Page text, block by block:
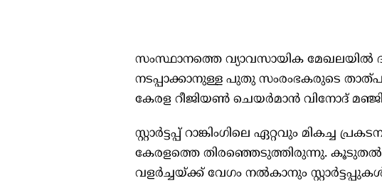
സംസ്ഥാനത്തെ വ്യാവസായിക
നടപ്പാക്കാനുള്ള പുതു സംരംഭകരുടെ
കേരള റീജിയണ്‍ ചെയർമാൻ വിനോദ്
സ്റ്റാർട്ടപ്പ് റാങ്കിംഗിലെ ഏറ്റവും മികച്ച
കേരളത്തെ തിരഞ്ഞെടുത്തിരുന്നു.
വളർച്ചയ്ക്ക് വേഗം നല്‍കാനും